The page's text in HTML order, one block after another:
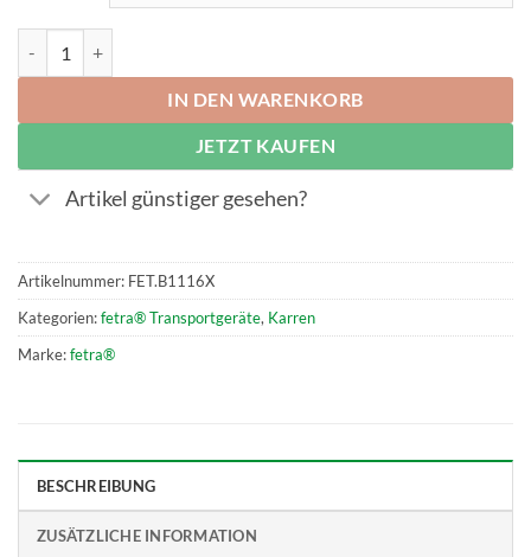
IN DEN WARENKORB
JETZT KAUFEN
Artikel günstiger gesehen?
Artikelnummer: FET.B1116X
Kategorien:fetra® Transportgeräte, Karren
Marke:fetra®
BESCHREIBUNG
ZUSÄTZLICHE INFORMATION